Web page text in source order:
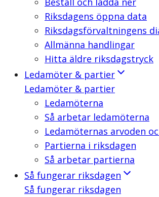
Riksdagens öppna data
Riksdagsförvaltningens
Allmänna handlingar
Hitta äldre riksdagstryck
Ledamöter & partier
Ledamöter & partier
Ledamöterna
Så arbetar ledamöterna
Ledamöternas arvoden
Partierna i riksdagen
Så arbetar partierna
Så fungerar riksdagen
Så fungerar riksdagen